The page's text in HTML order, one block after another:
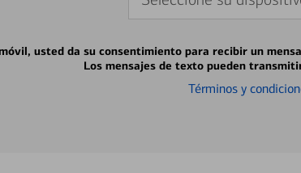
usted da su consentimiento para recibir un
Los mensajes de texto pueden
Términos y